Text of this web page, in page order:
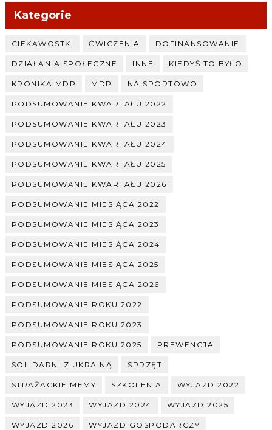
Kategorie
CIEKAWOSTKI ĆWICZENIA DOFINANSOWANIE
DZIAŁANIA SPOŁECZNE INNE KIEDYŚ TO BYŁO
KRONIKA MDP MDP NA SPORTOWO
PODSUMOWANIE KWARTAŁU 2022
PODSUMOWANIE KWARTAŁU 2023
PODSUMOWANIE KWARTAŁU 2024
PODSUMOWANIE KWARTAŁU 2025
PODSUMOWANIE KWARTAŁU 2026
PODSUMOWANIE MIESIĄCA 2022
PODSUMOWANIE MIESIĄCA 2023
PODSUMOWANIE MIESIĄCA 2024
PODSUMOWANIE MIESIĄCA 2025
PODSUMOWANIE MIESIĄCA 2026
PODSUMOWANIE ROKU 2022
PODSUMOWANIE ROKU 2023
PODSUMOWANIE ROKU 2025 PREWENCJA
SOLIDARNI Z UKRAINĄ SPRZĘT
STRAŻACKIE MEMY SZKOLENIA WYJAZD 2022
WYJAZD 2023 WYJAZD 2024 WYJAZD 2025
WYJAZD 2026 WYJAZD GOSPODARCZY